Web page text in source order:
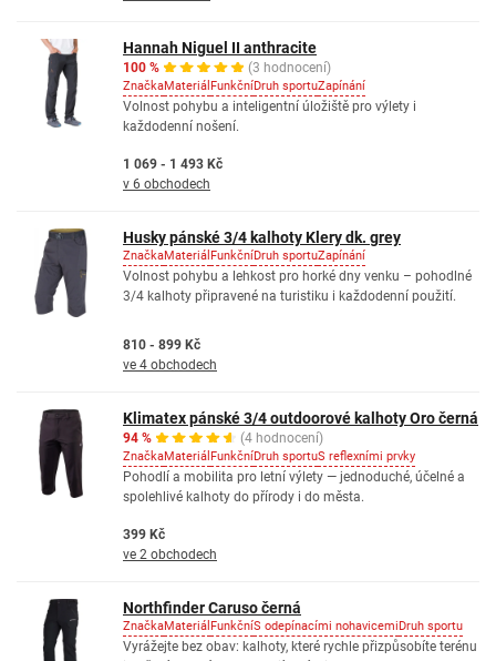
Hannah Niguel II anthracite
100 % (3 hodnocení)
ZnačkaMateriál FunkčníDruh sportuZapínání
Volnost pohybu a inteligentní úložiště pro výlety i
každodenní nošení.
1 069 - 1 493 Kč
v 6 obchodech
Husky pánské 3/4 kalhoty Klery dk. grey
ZnačkaMateriál FunkčníDruh sportuZapínání
Volnost pohybu a lehkost pro horké dny venku – pohodlné
3/4 kalhoty připravené na turistiku i každodenní použití.
810 - 899 Kč
ve 4 obchodech
Klimatex pánské 3/4 outdoorové kalhoty Oro černá
94 % (4 hodnocení)
ZnačkaMateriál FunkčníDruh sportuS reflexními prvky
Pohodlí a mobilita pro letní výlety — jednoduché, účelné a
spolehlivé kalhoty do přírody i do města.
399 Kč
ve 2 obchodech
Northfinder Caruso černá
ZnačkaMateriál FunkčníS odepínacími nohavicemiDruh sportu
Vyrážejte bez obav: kalhoty, které rychle přizpůsobíte terénu